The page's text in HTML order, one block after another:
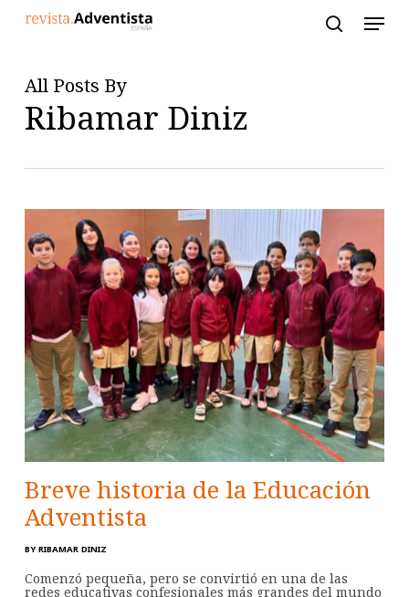
contentAll Posts By
Ribamar Diniz
Breve historia de la Educación
Adventista
BY RIBAMAR DINIZ
Comenzó pequeña, pero se convirtió en una de las
redes educativas confesionales más grandes del mundo